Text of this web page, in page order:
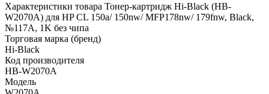
Характеристики товара Тонер-картридж Hi-Black (HB-
W2070A) для HP CL 150a/ 150nw/ MFP178nw/ 179fnw, Black,
№117A, 1K без чипа
Торговая марка (бренд)
Hi-Black
Код производителя
HB-W2070A
Модель